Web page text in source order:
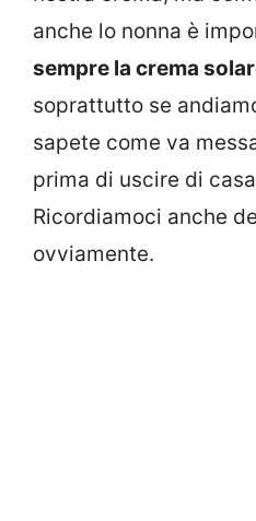
anche lo nonna è
sempre la crema
soprattutto se
sapete come va
prima di uscire di
Ricordiamoci anche
ovviamente.